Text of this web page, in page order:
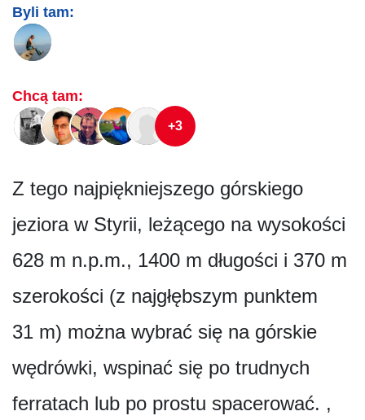
Byli tam:
Chcą tam:
+3
Z tego najpiękniejszego górskiego
jeziora w Styrii, leżącego na wysokości
628 m n.p.m., 1400 m długości i 370 m
szerokości (z najgłębszym punktem
31 m) można wybrać się na górskie
wędrówki, wspinać się po trudnych
ferratach lub po prostu spacerować. ,